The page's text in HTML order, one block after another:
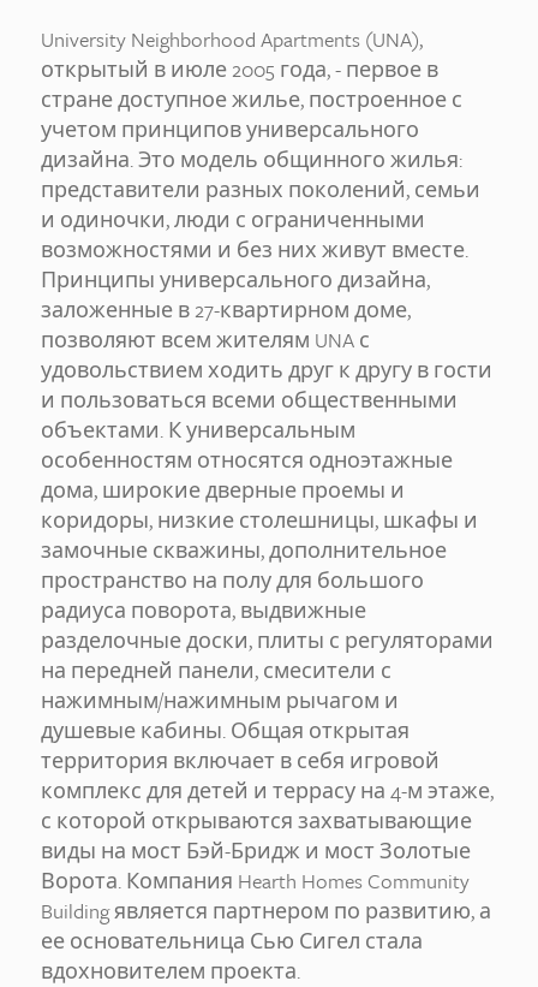
University Neighborhood Apartments (UNA),
открытый в июле 2005 года, - первое в
стране доступное жилье, построенное с
учетом принципов универсального
дизайна. Это модель общинного жилья:
представители разных поколений, семьи
и одиночки, люди с ограниченными
возможностями и без них живут вместе.
Принципы универсального дизайна,
заложенные в 27-квартирном доме,
позволяют всем жителям UNA с
удовольствием ходить друг к другу в гости
и пользоваться всеми общественными
объектами. К универсальным
особенностям относятся одноэтажные
дома, широкие дверные проемы и
коридоры, низкие столешницы, шкафы и
замочные скважины, дополнительное
пространство на полу для большого
радиуса поворота, выдвижные
разделочные доски, плиты с регуляторами
на передней панели, смесители с
нажимным/нажимным рычагом и
душевые кабины. Общая открытая
территория включает в себя игровой
комплекс для детей и террасу на 4-м этаже,
с которой открываются захватывающие
виды на мост Бэй-Бридж и мост Золотые
Ворота. Компания Hearth Homes Community
Building является партнером по развитию, а
ее основательница Сью Сигел стала
вдохновителем проекта.